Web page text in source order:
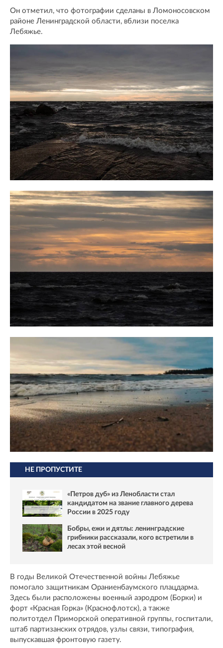
Он отметил, что фотографии сделаны в Ломоносовском
районе Ленинградской области, вблизи поселка
Лебяжье.
НЕ ПРОПУСТИТЕ
«Петров дуб» из Ленобласти стал
кандидатом на звание главного дерева
России в 2025 году
Бобры, ежи и дятлы: ленинградские
грибники рассказали, кого встретили в
лесах этой весной
В годы Великой Отечественной войны Лебяжье
помогало защитникам Ораниенбаумского плацдарма.
Здесь были расположены военный аэродром (Борки) и
форт «Красная Горка» (Краснофлотск), а также
политотдел Приморской оперативной группы, госпитали,
штаб партизанских отрядов, узлы связи, типография,
выпускавшая фронтовую газету.